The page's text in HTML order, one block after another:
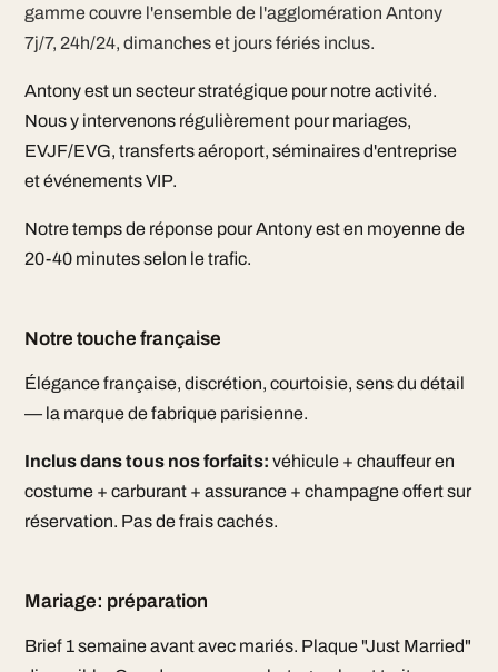
gamme couvre l'ensemble de l'agglomération Antony
7j/7, 24h/24, dimanches et jours fériés inclus.
Antony est un secteur stratégique pour notre activité.
Nous y intervenons régulièrement pour mariages,
EVJF/EVG, transferts aéroport, séminaires d'entreprise
et événements VIP.
Notre temps de réponse pour Antony est en moyenne de
20-40 minutes selon le trafic.
Notre touche française
Élégance française, discrétion, courtoisie, sens du détail
— la marque de fabrique parisienne.
Inclus dans tous nos forfaits: véhicule + chauffeur en
costume + carburant + assurance + champagne offert sur
réservation. Pas de frais cachés.
Mariage: préparation
Brief 1 semaine avant avec mariés. Plaque "Just Married"